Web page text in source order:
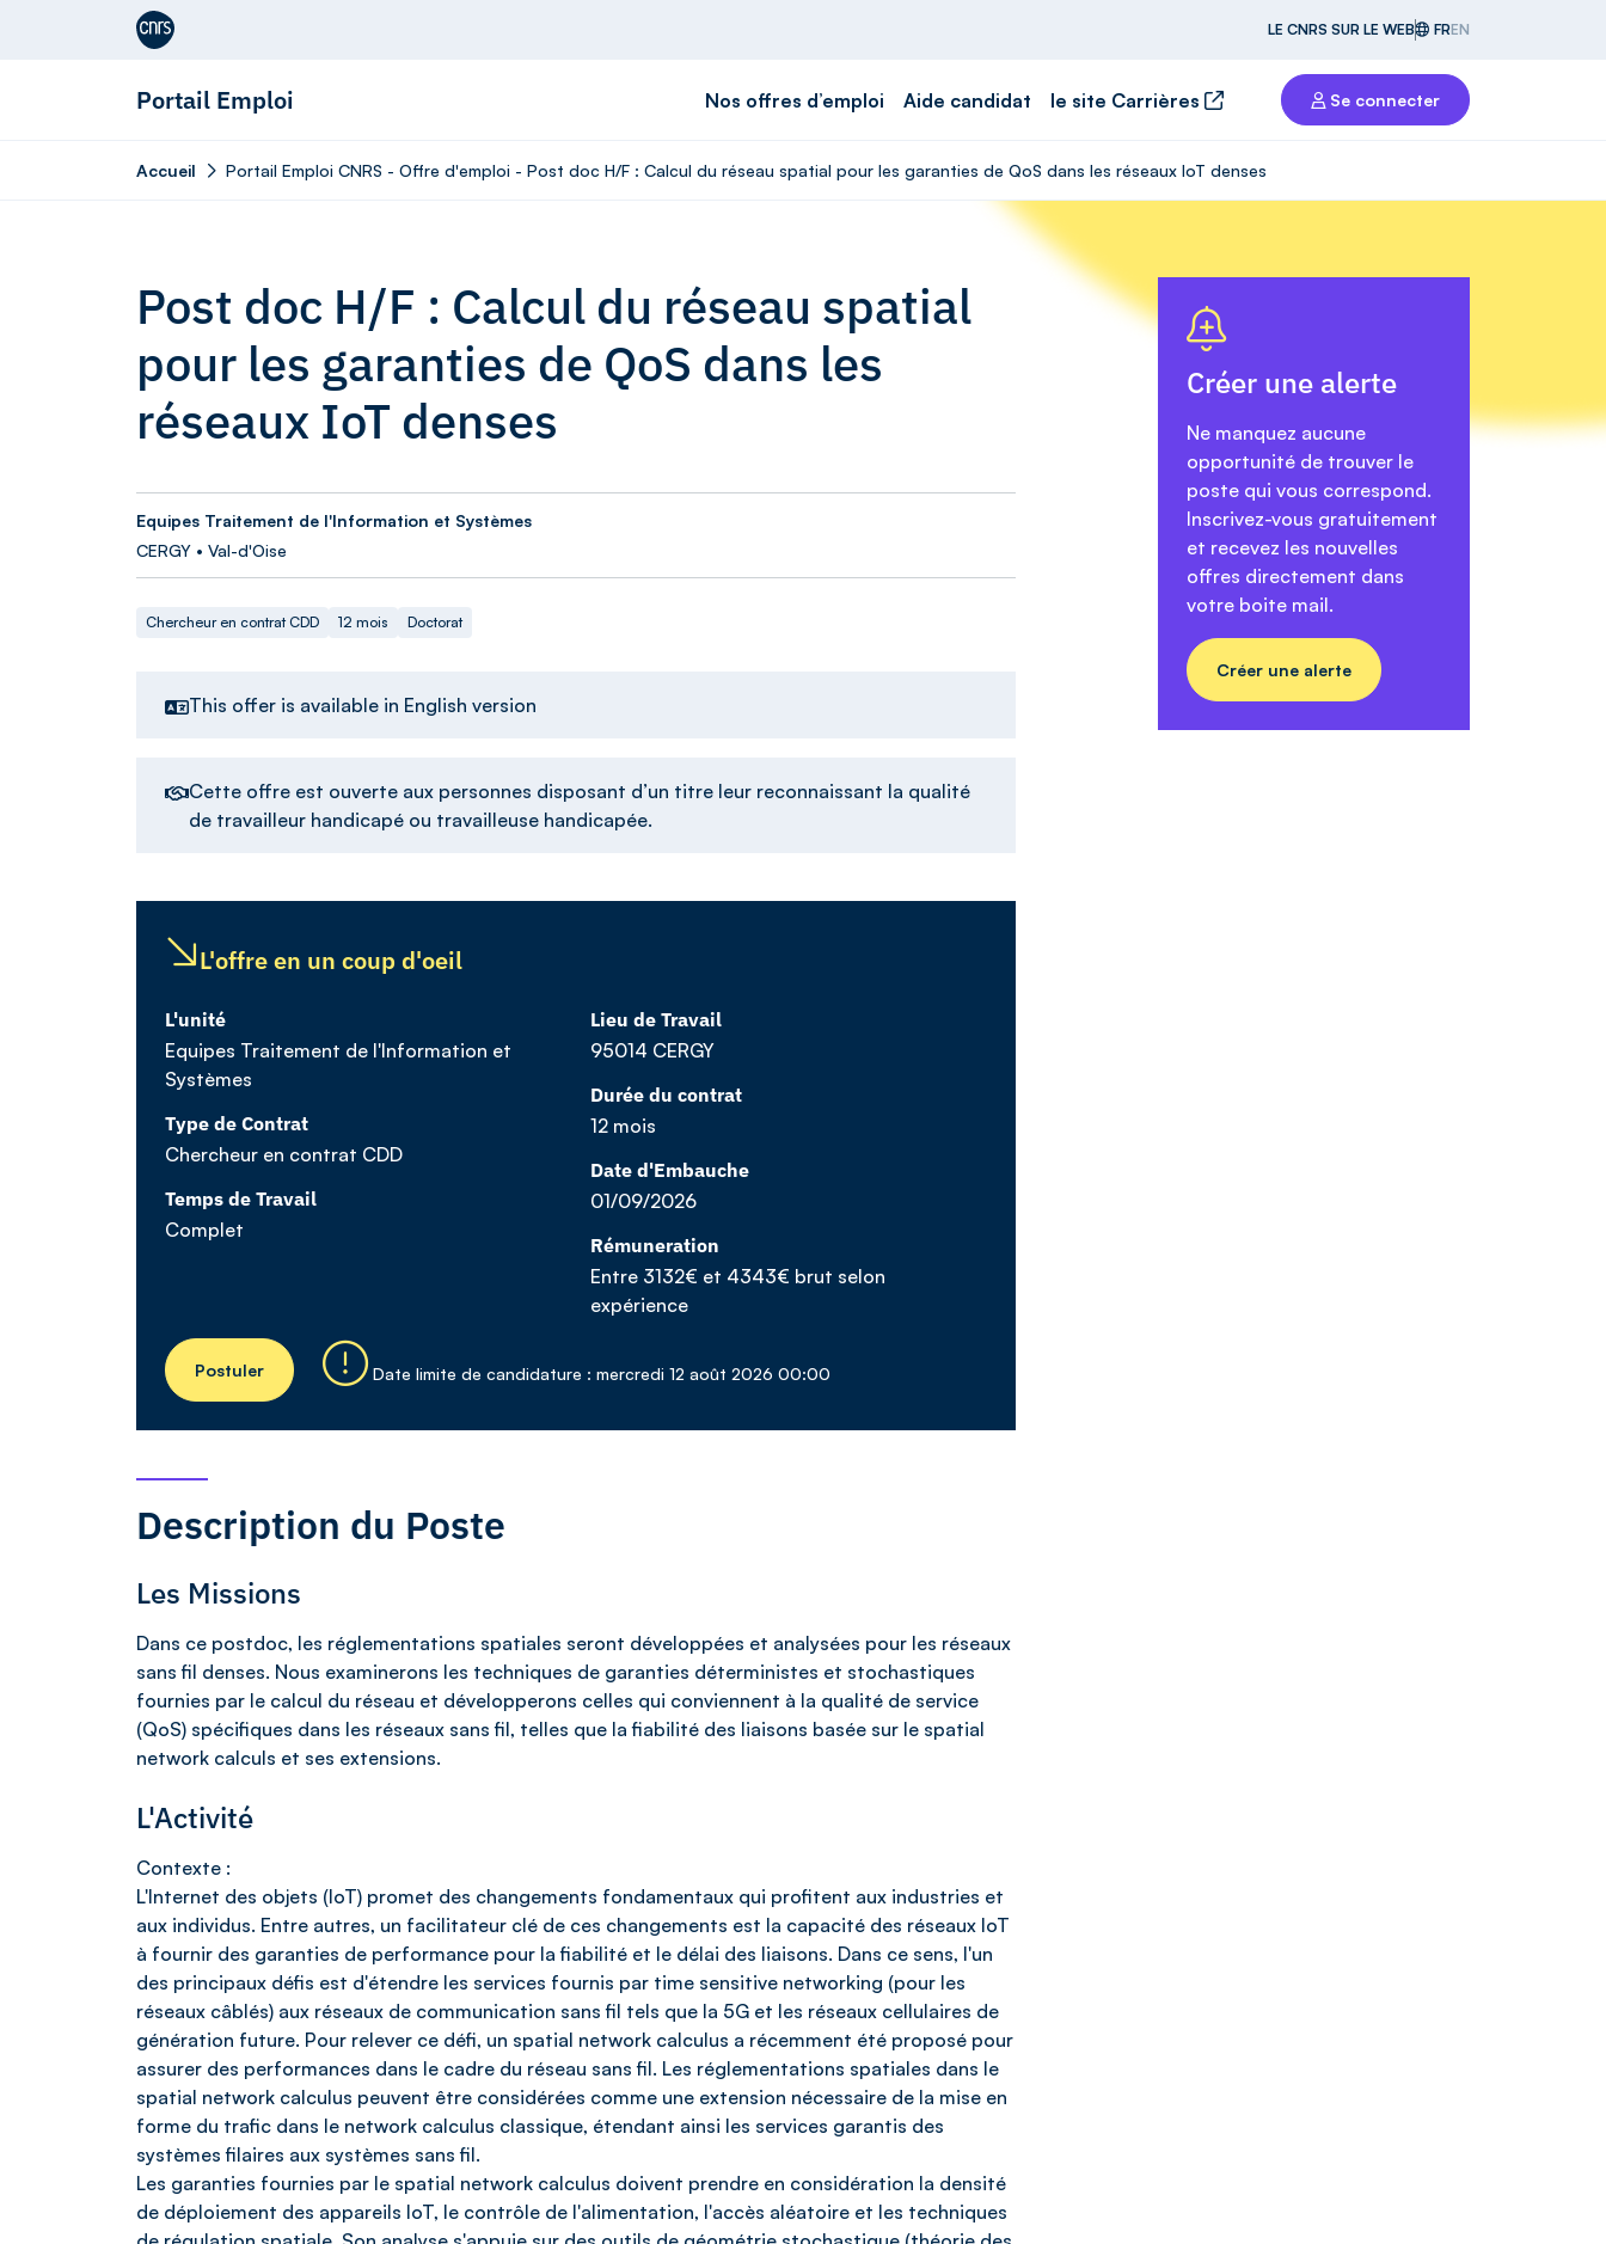
Aller au contenu
LE CNRS SUR LE WEB FREN
Portail Emploi Nos offres d’emploi Aide candidat le site Carrières Se connecter
Accueil Portail Emploi CNRS - Offre d'emploi - Post doc H/F : Calcul du réseau spatial pour les garanties de QoS dans les réseaux IoT denses
Post doc H/F : Calcul du réseau spatial
pour les garanties de QoS dans les
réseaux IoT denses
Equipes Traitement de l'Information et Systèmes
CERGY • Val-d'Oise
Chercheur en contrat CDD 12 mois Doctorat
This offer is available in English version
Cette offre est ouverte aux personnes disposant d’un titre leur reconnaissant la qualité
de travailleur handicapé ou travailleuse handicapée.
L'offre en un coup d'oeil
L'unité
Equipes Traitement de l'Information et
Systèmes
Type de Contrat
Chercheur en contrat CDD
Temps de Travail
Complet
Lieu de Travail
95014 CERGY
Durée du contrat
12 mois
Date d'Embauche
01/09/2026
Rémuneration
Entre 3132€ et 4343€ brut selon
expérience
Postuler Date limite de candidature : mercredi 12 août 2026 00:00
Description du Poste
Les Missions
Dans ce postdoc, les réglementations spatiales seront développées et analysées pour les réseaux
sans fil denses. Nous examinerons les techniques de garanties déterministes et stochastiques
fournies par le calcul du réseau et développerons celles qui conviennent à la qualité de service
(QoS) spécifiques dans les réseaux sans fil, telles que la fiabilité des liaisons basée sur le spatial
network calculs et ses extensions.
L'Activité
Contexte :
L'Internet des objets (IoT) promet des changements fondamentaux qui profitent aux industries et
aux individus. Entre autres, un facilitateur clé de ces changements est la capacité des réseaux IoT
à fournir des garanties de performance pour la fiabilité et le délai des liaisons. Dans ce sens, l'un
des principaux défis est d'étendre les services fournis par time sensitive networking (pour les
réseaux câblés) aux réseaux de communication sans fil tels que la 5G et les réseaux cellulaires de
génération future. Pour relever ce défi, un spatial network calculus a récemment été proposé pour
assurer des performances dans le cadre du réseau sans fil. Les réglementations spatiales dans le
spatial network calculus peuvent être considérées comme une extension nécessaire de la mise en
forme du trafic dans le network calculus classique, étendant ainsi les services garantis des
systèmes filaires aux systèmes sans fil.
Les garanties fournies par le spatial network calculus doivent prendre en considération la densité
de déploiement des appareils IoT, le contrôle de l'alimentation, l'accès aléatoire et les techniques
Créer une alerte
Ne manquez aucune
opportunité de trouver le
poste qui vous correspond.
Inscrivez-vous gratuitement
et recevez les nouvelles
offres directement dans
votre boite mail.
Créer une alerte